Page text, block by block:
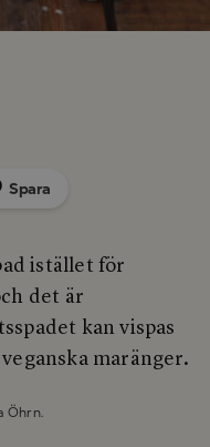
Spara
istället för
det är
kan vispas
maränger.
Öhrn.